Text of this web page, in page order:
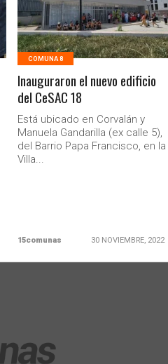
COMUNA 8
Inauguraron el nuevo edificio
del CeSAC 18
Está ubicado en Corvalán y
Manuela Gandarilla (ex calle 5),
del Barrio Papa Francisco, en la
Villa...
15comunas 30 NOVIEMBRE, 2022